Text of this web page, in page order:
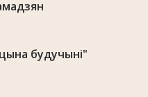
будучыні"